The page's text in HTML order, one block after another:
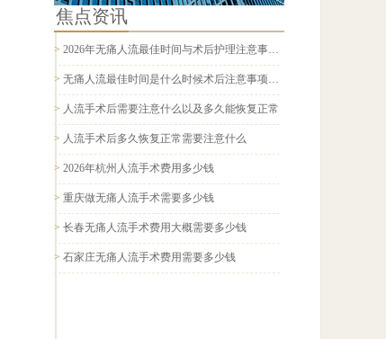
焦点资讯
> 2026年无痛人流最佳时间与术后护理注意事项全面科普指南
> 无痛人流最佳时间是什么时候术后注意事项有哪些2026科普
> 人流手术后需要注意什么以及多久能恢复正常
> 人流手术后多久恢复正常需要注意什么
> 2026年杭州人流手术费用多少钱
> 重庆做无痛人流手术需要多少钱
> 长春无痛人流手术费用大概需要多少钱
> 石家庄无痛人流手术费用需要多少钱